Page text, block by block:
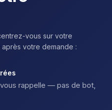
vous sur votre
votre demande :
rappelle — pas de bot,